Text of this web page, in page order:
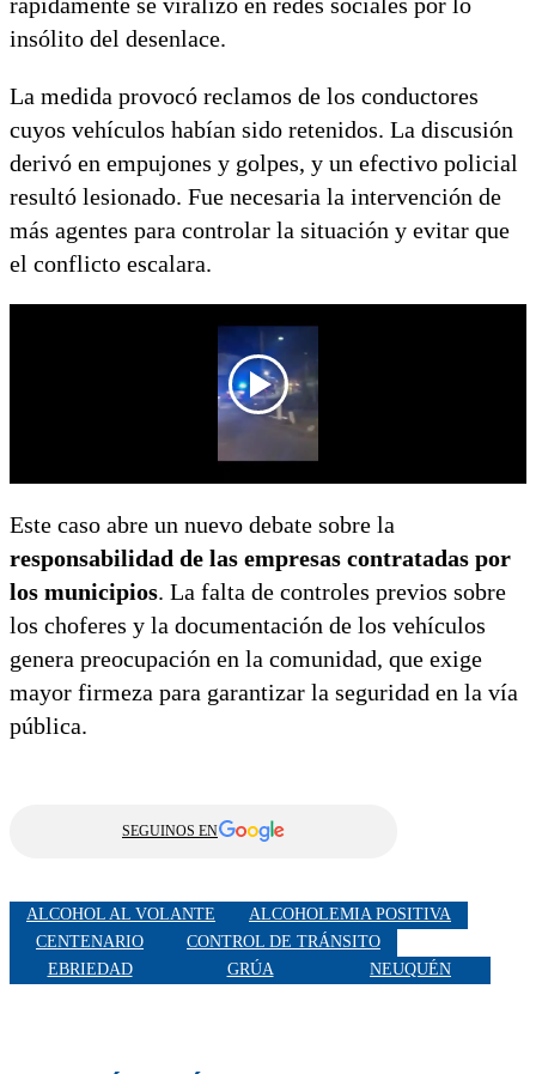
insólito del desenlace.
La medida provocó reclamos de los conductores
cuyos vehículos habían sido retenidos. La discusión
derivó en empujones y golpes, y un efectivo policial
resultó lesionado. Fue necesaria la intervención de
más agentes para controlar la situación y evitar que
el conflicto escalara.
Este caso abre un nuevo debate sobre la
responsabilidad de las empresas contratadas por
los municipios. La falta de controles previos sobre
los choferes y la documentación de los vehículos
genera preocupación en la comunidad, que exige
mayor firmeza para garantizar la seguridad en la vía
pública.
SEGUINOS EN
ALCOHOL AL VOLANTE
ALCOHOLEMIA POSITIVA
CENTENARIO
CONTROL DE TRÁNSITO
EBRIEDAD
GRÚA NEUQUÉN